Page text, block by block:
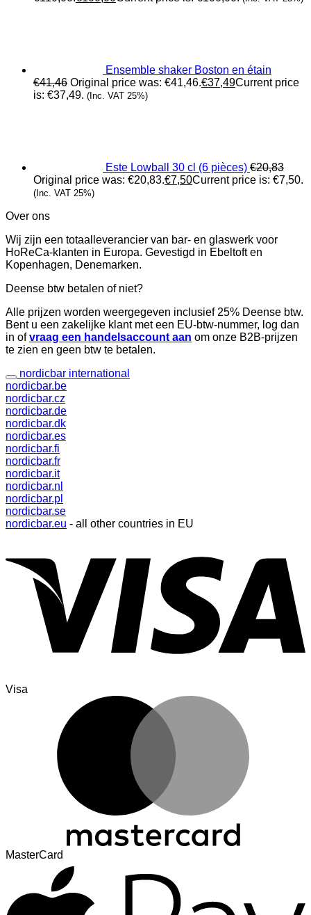
Ensemble shaker Boston en étain
€41,46 Original price was: €41,46.€37,49Current price
is: €37,49. (Inc. VAT 25%)
Este Lowball 30 cl (6 pièces) €20,83
Original price was: €20,83.€7,50Current price is: €7,50.
(Inc. VAT 25%)
Over ons
Wij zijn een totaalleverancier van bar- en glaswerk voor
HoReCa-klanten in Europa. Gevestigd in Ebeltoft en
Kopenhagen, Denemarken.
Deense btw betalen of niet?
Alle prijzen worden weergegeven inclusief 25% Deense btw.
Bent u een zakelijke klant met een EU-btw-nummer, log dan
in ofvraag een handelsaccount aan om onze B2B-prijzen
te zien en geen btw te betalen.
nordicbar international
nordicbar.be
nordicbar.cz
nordicbar.de
nordicbar.dk
nordicbar.es
nordicbar.fi
nordicbar.fr
nordicbar.it
nordicbar.nl
nordicbar.pl
nordicbar.se
nordicbar.eu - all other countries in EU
Visa
MasterCard